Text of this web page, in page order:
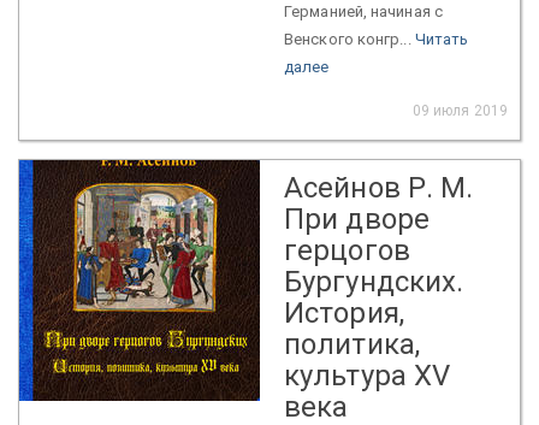
Германией, начиная с
Венского конгр... Читать
далее
09 июля 2019
Асейнов Р. М.
При дворе
герцогов
Бургундских.
История,
политика,
культура XV
века